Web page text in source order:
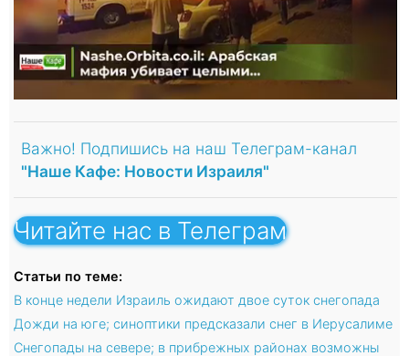
Важно! Подпишись на наш Телеграм-канал
"Наше Кафе: Новости Израиля"
Читайте нас в Телеграм
Статьи по теме:
В конце недели Израиль ожидают двое суток снегопада
Дожди на юге; синоптики предсказали снег в Иерусалиме
Снегопады на севере; в прибрежных районах возможны